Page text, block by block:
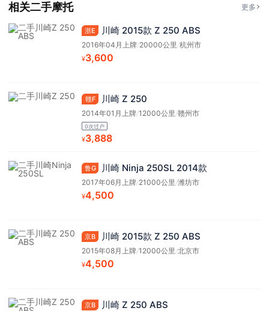
相关二手摩托 更多
浙E 川崎 2015款 Z 250 ABS
2016年04月上牌/20000公里 /杭州市
¥3,600
赣F 川崎 Z 250
2014年01月上牌/12000公里 /赣州市
0次过户
¥3,888
鲁G 川崎 Ninja 250SL 2014款
2017年06月上牌/21000公里 /潍坊市
¥4,500
京B 川崎 2015款 Z 250 ABS
2015年08月上牌/12000公里 /北京市
¥4,500
京B 川崎 Z 250 ABS